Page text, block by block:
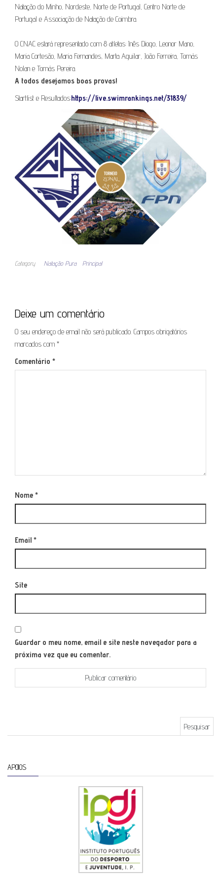
Natação do Minho, Nordeste, Norte de Portugal, Centro Norte de
Portugal e Associação de Natação de Coimbra.
O CNAC estará representado com 8 atletas: Inês Diogo, Leonor Mano,
Maria Cortesão, Maria Fernandes, Marta Aguilar, João Ferreira, Tomás
Nolan e Tomás Pereira.
A todos desejamos boas provas!
Startlist e Resultados:https://live.swimrankings.net/31839/
Category Natação Pura Principal
Deixe um comentário
O seu endereço de email não será publicado. Campos obrigatórios
marcados com *
Comentário *
Nome *
Email *
Site
Guardar o meu nome, email e site neste navegador para a
próxima vez que eu comentar.
APOIOS